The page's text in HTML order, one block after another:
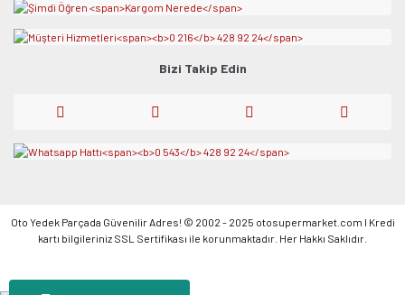
Bizi Takip Edin
Oto Yedek Parçada Güvenilir Adres! © 2002 - 2025 otosupermarket.com l Kredi
kartı bilgileriniz SSL Sertifikası ile korunmaktadır. Her Hakkı Saklıdır.